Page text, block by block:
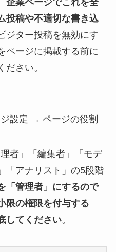
企業ページでこれを全
投稿や不適切な書き込
ジター投稿を無効にす
ページに掲載する前に
さい。
設定 → ページの役割
者」「編集者」「モデ
「アナリスト」の5段階
「管理者」にするので
限の権限を付与する
してください。